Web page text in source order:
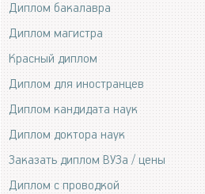
Диплом бакалавра
Диплом магистра
Красный диплом
Диплом для иностранцев
Диплом кандидата наук
Диплом доктора наук
Заказать диплом ВУЗа / цены
Диплом с проводкой